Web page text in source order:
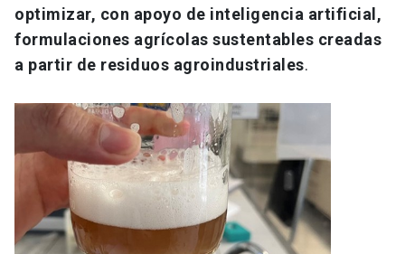
optimizar, con apoyo de inteligencia artificial,
formulaciones agrícolas sustentables creadas
a partir de residuos agroindustriales.